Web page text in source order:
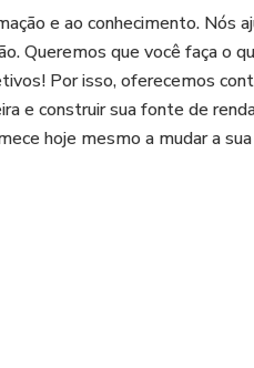
e ao conhecimento. Nós
Queremos que você faça o
Por isso, oferecemos
e construir sua fonte de
hoje mesmo a mudar a